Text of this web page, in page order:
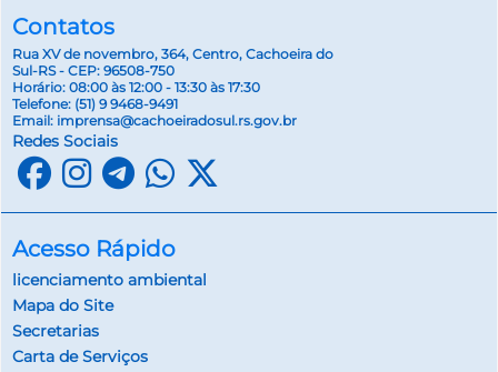
Contatos
Rua XV de novembro, 364, Centro, Cachoeira do
Sul-RS - CEP: 96508-750
Horário: 08:00 às 12:00 - 13:30 às 17:30
Telefone: (51) 9 9468-9491
Email: imprensa@cachoeiradosul.rs.gov.br
Redes Sociais
Acesso Rápido
licenciamento ambiental
Mapa do Site
Secretarias
Carta de Serviços